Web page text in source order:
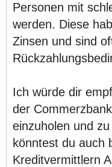
Personen mit
werden. Diese
Zinsen und sind
Ich würde dir
der
einzuholen und
könntest du auch
Kreditvermittlern